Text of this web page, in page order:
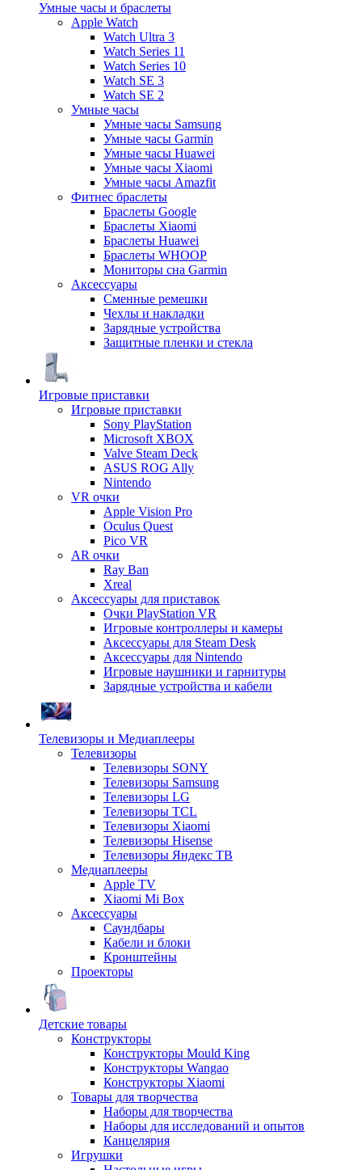
Умные часы и браслеты
Apple Watch
Watch Ultra 3
Watch Series 11
Watch Series 10
Watch SE 3
Watch SE 2
Умные часы
Умные часы Samsung
Умные часы Garmin
Умные часы Huawei
Умные часы Xiaomi
Умные часы Amazfit
Фитнес браслеты
Браслеты Google
Браслеты Xiaomi
Браслеты Huawei
Браслеты WHOOP
Мониторы сна Garmin
Аксессуары
Сменные ремешки
Чехлы и накладки
Зарядные устройства
Защитные пленки и стекла
Игровые приставки
Игровые приставки
Sony PlayStation
Microsoft XBOX
Valve Steam Deck
ASUS ROG Ally
Nintendo
VR очки
Apple Vision Pro
Oculus Quest
Pico VR
AR очки
Ray Ban
Xreal
Аксессуары для приставок
Очки PlayStation VR
Игровые контроллеры и камеры
Аксессуары для Steam Desk
Аксессуары для Nintendo
Игровые наушники и гарнитуры
Зарядные устройства и кабели
Телевизоры и Медиаплееры
Телевизоры
Телевизоры SONY
Телевизоры Samsung
Телевизоры LG
Телевизоры TCL
Телевизоры Xiaomi
Телевизоры Hisense
Телевизоры Яндекс ТВ
Медиаплееры
Apple TV
Xiaomi Mi Box
Аксессуары
Саундбары
Кабели и блоки
Кронштейны
Проекторы
Детские товары
Конструкторы
Конструкторы Mould King
Конструкторы Wangao
Конструкторы Xiaomi
Товары для творчества
Наборы для творчества
Наборы для исследований и опытов
Канцелярия
Игрушки